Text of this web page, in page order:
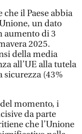
il Paese abbia
un dato
aumento di 3
2025.
della media
all’UE alla tutela
sicurezza (43%
momento, i
da parte
che l’Unione